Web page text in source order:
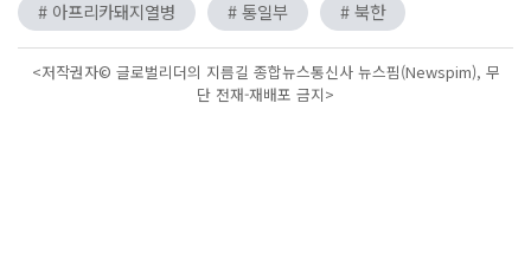
# 아프리카돼지열병 # 통일부 # 북한
<저작권자© 글로벌리더의 지름길 종합뉴스통신사 뉴스핌(Newspim), 무
단 전재-재배포 금지>